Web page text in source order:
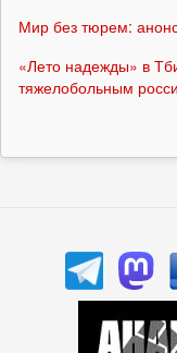
Мир без тюрем:
«Лето надежды» в
тяжелобольным